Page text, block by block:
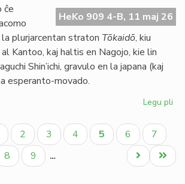
la
HeKo 909 4-B, 11 maj 26
ĉe
la plurjarcentan straton Tōkaidō, kiu
Kantoo, kaj haltis en Nagojo, kie lin
Shin’ichi, gravulo en la japana (kaj
esperanto-movado.
Legu pli
en
Paĝo
2 Paĝo
3 Paĝo
4
Aktuala
paĝo
5 Paĝo
6 Paĝo
7
Paĝo
8 Paĝo
9 …
Last
page
Next
page